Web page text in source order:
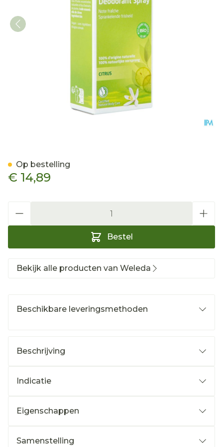
€ 14,89
Bestel
Op bestelling
Bekijk alle producten van Weleda
Beschikbare leveringsmethoden
Beschrijving
Indicatie
Eigenschappen
Samenstelling